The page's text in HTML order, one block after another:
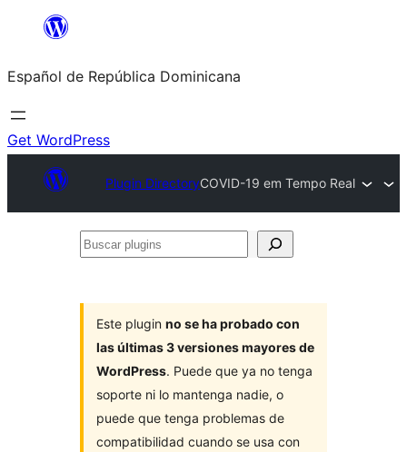
Saltar
contenido
Español de República Dominicana
Get WordPress
Plugin DirectoryCOVID-19 em Tempo Real
Buscar
Este plugin no se ha probado con
las últimas 3 versiones mayores de
WordPress. Puede que ya no tenga
soporte ni lo mantenga nadie, o
puede que tenga problemas de
compatibilidad cuando se usa con